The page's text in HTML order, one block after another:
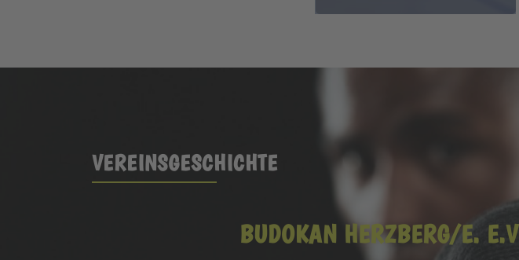
VEREINSGESCHICHTE
BUDOKAN HERZBERG/E. E.V